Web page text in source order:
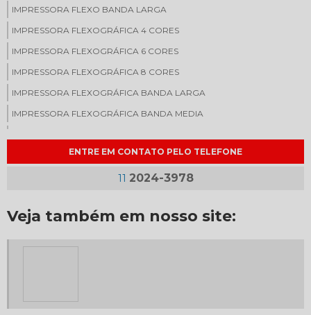
IMPRESSORA FLEXO BANDA LARGA
IMPRESSORA FLEXOGRÁFICA 4 CORES
IMPRESSORA FLEXOGRÁFICA 6 CORES
IMPRESSORA FLEXOGRÁFICA 8 CORES
IMPRESSORA FLEXOGRÁFICA BANDA LARGA
IMPRESSORA FLEXOGRÁFICA BANDA MEDIA
IMPRESSORA FLEXOGRÁFICA PREÇO
IMPRESSORA FLEXOGRÁFICA VENDA
IMPRESSORA PARA EMBALAGENS PERSONALIZADAS
MÁQUINA DE FLEXOGRAFIA
ENTRE EM CONTATO PELO TELEFONE
11 2024-3978
Veja também em nosso site: